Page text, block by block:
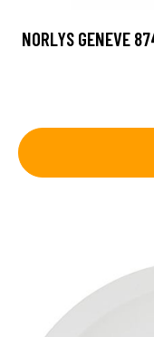
NORLYS GENEVE